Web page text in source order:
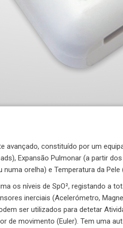
constituído por um
Expansão Pulmonar (a partir
numa orelha) e Temperatura da
os níveis de SpO², registando a
inerciais (Acelerómetro,
ser utilizados para detetar
movimento (Euler). Tem uma